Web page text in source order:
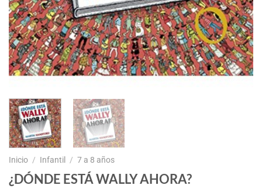
Inicio / Infantil / 7 a 8 años
¿DÓNDE ESTÁ WALLY AHORA?